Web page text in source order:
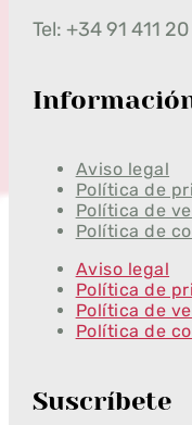
Tel: +34 91 411
Aviso legal
Política de
Política de
Política de
Aviso legal
Política de
Política de
Política de
Suscríbete